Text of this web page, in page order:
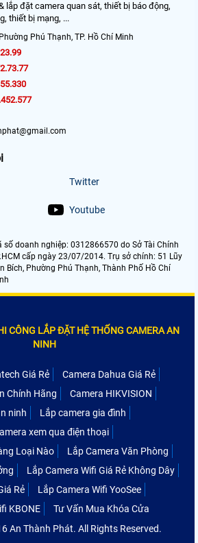
lắp đặt camera quan sát, thiết bị báo động,
thiết bị mạng, ...
Phú Thạnh, TP. Hồ Chí Minh
Twitter
Youtube
số doanh nghiệp: 0312866570 do Sở Tài Chính
cấp ngày 23/07/2014. Trụ sở chính: 51 Lũy
Bích, Phường Phú Thạnh, Thành Phố Hồ Chí
CÔNG LẮP ĐẶT HỆ THỐNG CAMERA AN
NINH
Giá Rẻ
Camera Dahua Giá Rẻ
Chính Hãng
Camera HIKVISION
ninh
Lắp camera gia đình
xem qua điện thoại
Loại Nào
Lắp Camera Văn Phòng
Lắp Camera Wifi Giá Rẻ Không Dây
Rẻ
Lắp Camera Wifi YooSee
KBONE
Tư Vấn Mua Khóa Cửa
An Thành Phát. All Rights Reserved.